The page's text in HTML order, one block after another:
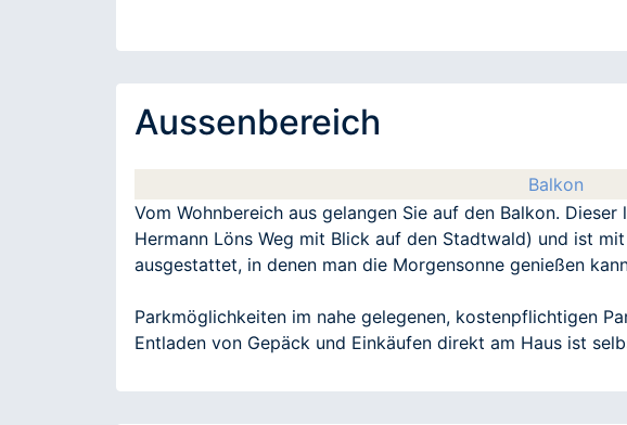
Aussenbereich
Balkon
Vom Wohnbereich aus gelangen Sie auf den Balkon.
Hermann Löns Weg mit Blick auf den Stadtwald) und ist
ausgestattet, in denen man die Morgensonne genießen
Parkmöglichkeiten im nahe gelegenen, kostenpflichtigen
Entladen von Gepäck und Einkäufen direkt am Haus ist